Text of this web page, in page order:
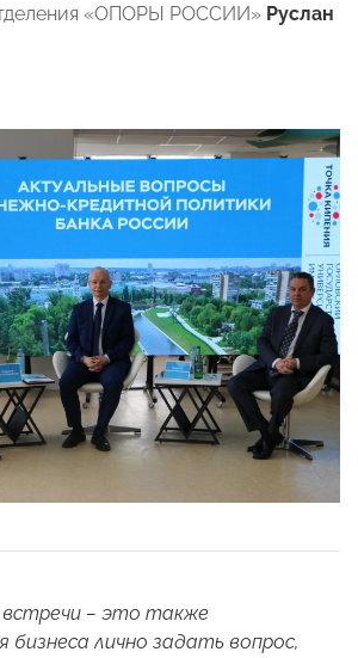
«ОПОРЫ РОССИИ» Руслан
– это также
бизнеса лично задать вопрос,